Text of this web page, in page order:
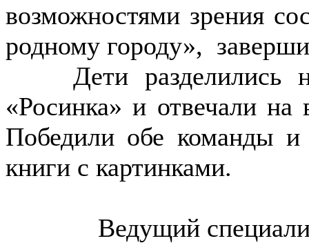
возможностями зрения
родному городу»,
Дети разделились
«Росинка» и отвечали
Победили обе команды
книги с картинками.
Ведущий